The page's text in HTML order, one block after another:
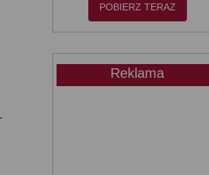
POBIERZ TERAZ
Reklama